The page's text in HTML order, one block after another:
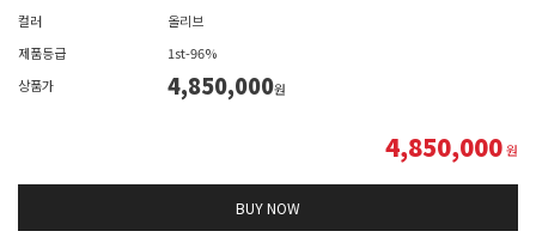
컬러
올리브
제품등급
1st-96%
상품가
4,850,000원
4,850,000원
BUY NOW